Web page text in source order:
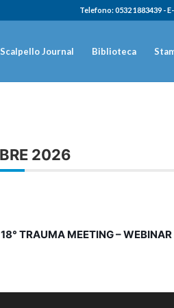
Telefono: 0532 1883439 -
Journal Biblioteca
2026
TRAUMA MEETING –